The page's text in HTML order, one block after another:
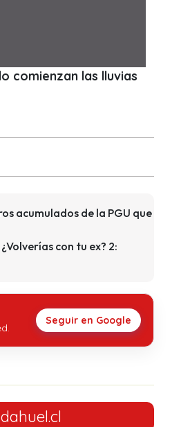
comienzan las lluvias
acumulados de la PGU que
con tu ex? 2:
Seguir en Google